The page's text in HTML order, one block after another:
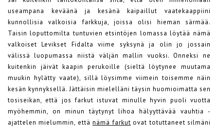
useampana keväänä ja kesänä kaipaillut vaatekaappiini
kunnollisia valkoisia farkkuja, joissa olisi hieman särmää.
Taisin loputtomilta tuntuvien etsintöjen lomassa löytää nämä
valkoiset Levikset Fidalta viime syksynä ja olin jo jossain
välissä luopumassa niistä väljän mallin vuoksi. Onneksi ne
kuitenkin jäivät kaapin perukoille (sieltä löytynee muutama
muukin hylätty vaate), sillä löysimme viimein toisemme näin
kesän kynnyksellä. Jättäisin mielelläni täysin huomioimatta sen
tosiseikan, että jos farkut istuvat minulle hyvin puoli vuotta
myöhemmin, on minun täytynyt lihoa hälyyttävää vauhtia -
ajattelen mielummin, ettänämä farkut ovat totuttaneet silmäni